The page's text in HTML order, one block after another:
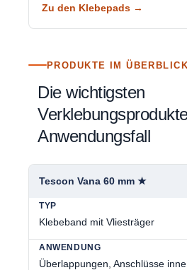
Zu den Klebepads →
PRODUKTE IM ÜBERBLICK
Die wichtigsten
Anwendungsfall
Tescon Vana 60 mm ★
Klebeband mit Vliesträger
Überlappungen, Anschlüsse